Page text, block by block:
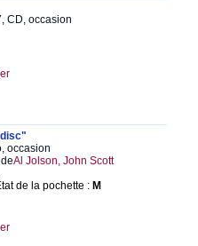
CD, occasion
occasion
Al Jolson, John Scott
de la pochette : M